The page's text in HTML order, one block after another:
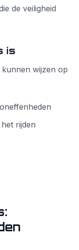
de veiligheid
is
wijzen op
rijden